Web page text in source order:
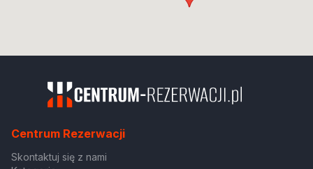
Centrum Rezerwacji
Skontaktuj się z nami